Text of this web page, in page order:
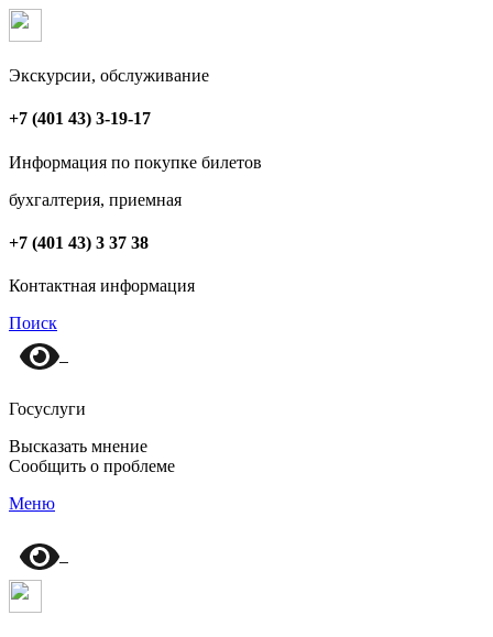
Экскурсии, обслуживание
+7 (401 43) 3-19-17
Информация по покупке билетов
бухгалтерия, приемная
+7 (401 43) 3 37 38
Контактная информация
Поиск
Госуслуги
Высказать мнение
Сообщить о проблеме
Меню